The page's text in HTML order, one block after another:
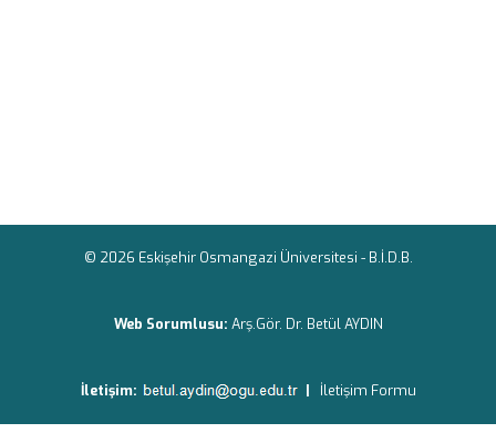
© 2026 Eskişehir Osmangazi Üniversitesi - B.İ.D.B.
Web Sorumlusu: Arş.Gör. Dr. Betül AYDIN
İletişim: | İletişim Formu